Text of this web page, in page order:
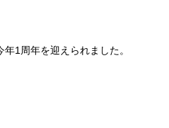
1周年を迎えられました。